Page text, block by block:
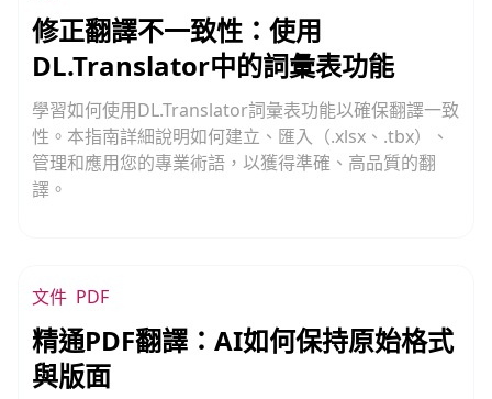
修正翻譯不一致性：使用
DL.Translator中的詞彙表功能
學習如何使用DL.Translator詞彙表功能以確保翻譯一致
性。本指南詳細說明如何建立、匯入（.xlsx、.tbx）、
管理和應用您的專業術語，以獲得準確、高品質的翻
譯。
文件 PDF
精通PDF翻譯：AI如何保持原始格式
與版面